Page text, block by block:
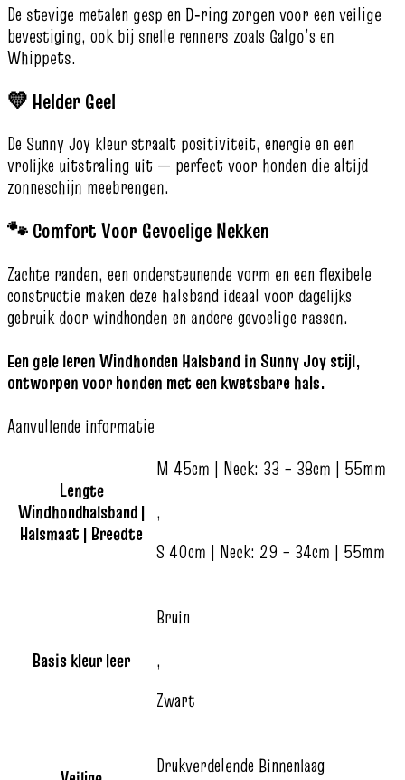
De stevige metalen gesp en D‑ring zorgen voor een veilige
bevestiging, ook bij snelle renners zoals Galgo’s en
Whippets.
💛 Helder Geel
De Sunny Joy kleur straalt positiviteit, energie en een
vrolijke uitstraling uit — perfect voor honden die altijd
zonneschijn meebrengen.
🐾 Comfort Voor Gevoelige Nekken
Zachte randen, een ondersteunende vorm en een flexibele
constructie maken deze halsband ideaal voor dagelijks
gebruik door windhonden en andere gevoelige rassen.
Een gele leren Windhonden Halsband in Sunny Joy stijl,
ontworpen voor honden met een kwetsbare hals.
Aanvullende informatie
Lengte
Windhondhalsband |
Halsmaat | Breedte
M 45cm | Neck: 33 – 38cm | 55mm
,
S 40cm | Neck: 29 – 34cm | 55mm
Basis kleur leer
Bruin
,
Zwart
Drukverdelende Binnenlaag